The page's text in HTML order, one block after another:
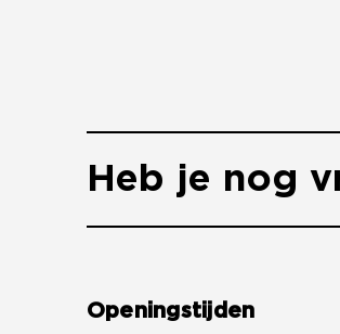
Heb je nog
Openingstijden